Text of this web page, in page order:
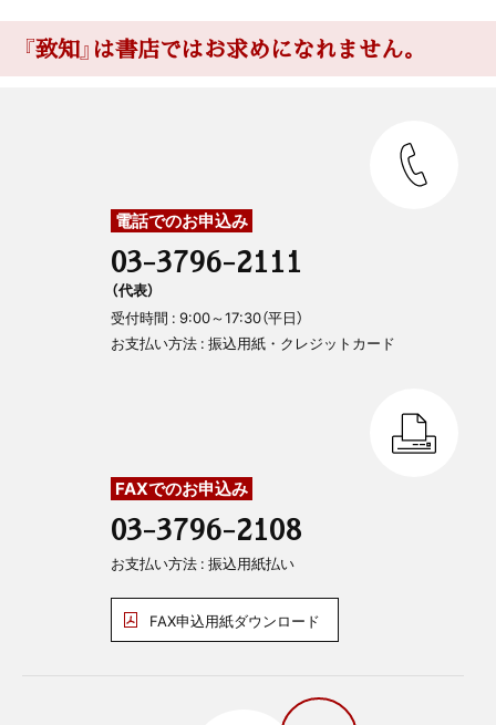
『致知』は書店ではお求めになれません。
電話でのお申込み
03-3796-2111
（代表）
受付時間 : 9:00～17:30（平日）
お支払い方法 : 振込用紙・クレジットカード
FAXでのお申込み
03-3796-2108
お支払い方法 : 振込用紙払い
FAX申込用紙ダウンロード